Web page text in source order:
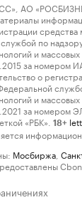
АО
по
и
за номером
о
и
за номером
«РБК».
18+
Мосбиржа